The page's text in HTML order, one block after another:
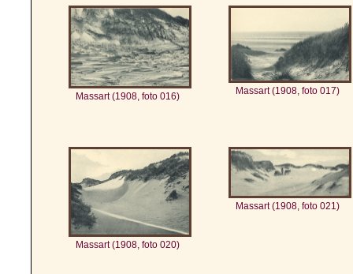
Massart (1908, foto 016) Massart (1908, foto 017)
Massart (1908, foto 020)
Massart (1908, foto 021)